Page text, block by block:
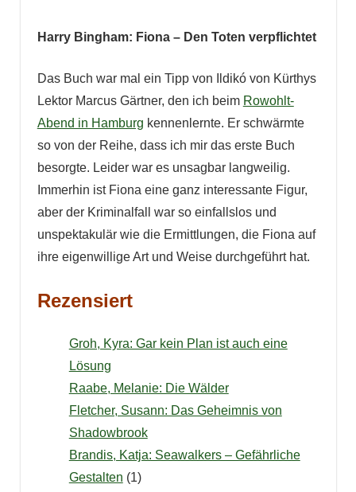
Harry Bingham: Fiona – Den Toten verpflichtet
Das Buch war mal ein Tipp von Ildikó von Kürthys
Lektor Marcus Gärtner, den ich beim Rowohlt-
Abend in Hamburg kennenlernte. Er schwärmte
so von der Reihe, dass ich mir das erste Buch
besorgte. Leider war es unsagbar langweilig.
Immerhin ist Fiona eine ganz interessante Figur,
aber der Kriminalfall war so einfallslos und
unspektakulär wie die Ermittlungen, die Fiona auf
ihre eigenwillige Art und Weise durchgeführt hat.
Rezensiert
Groh, Kyra: Gar kein Plan ist auch eine
Lösung
Raabe, Melanie: Die Wälder
Fletcher, Susann: Das Geheimnis von
Shadowbrook
Brandis, Katja: Seawalkers – Gefährliche
Gestalten (1)